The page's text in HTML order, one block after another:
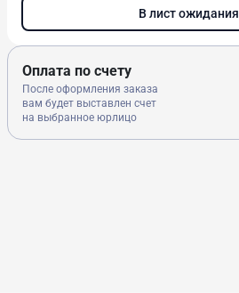
В лист ожидания
Оплата по счету
После оформления заказа
вам будет выставлен счет
на выбранное юрлицо